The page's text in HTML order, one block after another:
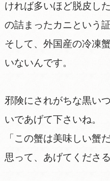
ければ多いほど脱皮し
の詰まったカニという
そして、外国産の冷凍
いないんです。
邪険にされがちな黒い
いであげて下さいね。
「この蟹は美味しい蟹
思って、あげてくださ